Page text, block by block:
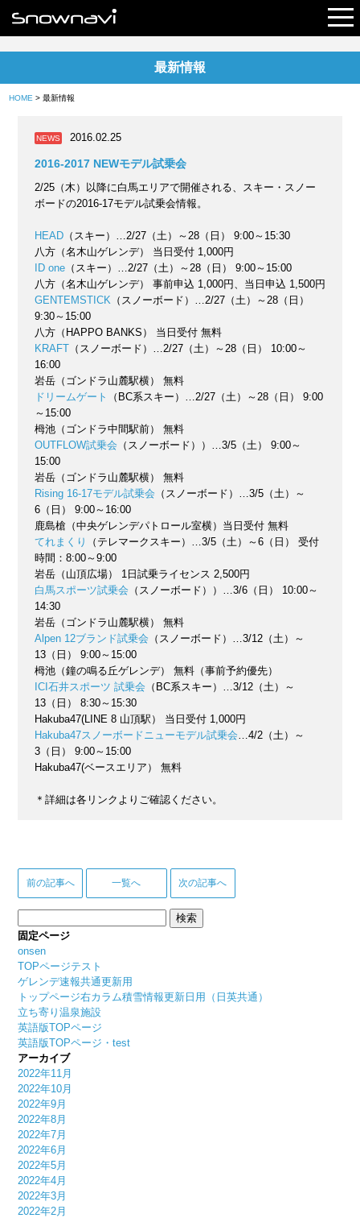
最新情報
HOME > 最新情報
NEWS 2016.02.25
2016-2017 NEWモデル試乗会
2/25（木）以降に白馬エリアで開催される、スキー・スノー
ボードの2016-17モデル試乗会情報。
HEAD（スキー）…2/27（土）～28（日） 9:00～15:30
八方（名木山ゲレンデ） 当日受付 1,000円
ID one（スキー）…2/27（土）～28（日） 9:00～15:00
八方（名木山ゲレンデ） 事前申込 1,000円、当日申込 1,500円
GENTEMSTICK（スノーボード）…2/27（土）～28（日）
9:30～15:00
八方（HAPPO BANKS） 当日受付 無料
KRAFT（スノーボード）…2/27（土）～28（日） 10:00～
16:00
岩岳（ゴンドラ山麓駅横） 無料
ドリームゲート
（BC系スキー）…2/27（土）～28（日） 9:00
～15:00
栂池（ゴンドラ中間駅前） 無料
OUTFLOW試乗会 （スノーボード））…3/5（土） 9:00～
15:00
岩岳（ゴンドラ山麓駅横） 無料
Rising 16-17モデル試乗会 （スノーボード）…3/5（土）～
6（日） 9:00～16:00
鹿島槍（中央ゲレンデパトロール室横）当日受付 無料
てれまくり
（テレマークスキー）…3/5（土）～6（日） 受付
時間：8:00～9:00
岩岳（山頂広場） 1日試乗ライセンス 2,500円
白馬スポーツ試乗会 （スノーボード））…3/6（日） 10:00～
14:30
岩岳（ゴンドラ山麓駅横） 無料
Alpen 12ブランド試乗会 （スノーボード）…3/12（土）～
13（日） 9:00～15:00
栂池（鐘の鳴る丘ゲレンデ） 無料（事前予約優先）
ICI石井スポーツ 試乗会 （BC系スキー）…3/12（土）～
13（日） 8:30～15:30
Hakuba47(LINE 8 山頂駅） 当日受付 1,000円
Hakuba47スノーボードニューモデル試乗会…4/2（土）～
3（日） 9:00～15:00
Hakuba47(ベースエリア） 無料
＊詳細は各リンクよりご確認ください。
前の記事へ 一覧へ 次の記事へ
索:
固定ページ
onsen
TOPページテスト
ゲレンデ速報共通更新用
トップページ右カラム積雪情報更新日用（日英共通）
立ち寄り温泉施設
英語版TOPページ
英語版TOPページ・test
アーカイブ
2022年11月
2022年10月
2022年9月
2022年8月
2022年7月
2022年6月
2022年5月
2022年4月
2022年3月
2022年2月